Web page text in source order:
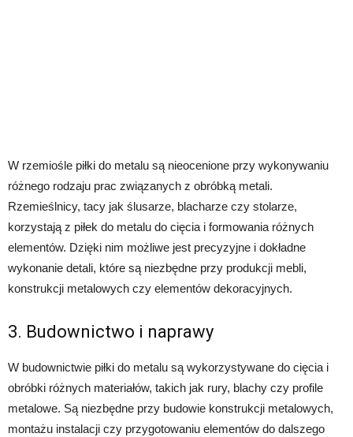
W rzemiośle piłki do metalu są nieocenione przy wykonywaniu
różnego rodzaju prac związanych z obróbką metali.
Rzemieślnicy, tacy jak ślusarze, blacharze czy stolarze,
korzystają z piłek do metalu do cięcia i formowania różnych
elementów. Dzięki nim możliwe jest precyzyjne i dokładne
wykonanie detali, które są niezbędne przy produkcji mebli,
konstrukcji metalowych czy elementów dekoracyjnych.
3. Budownictwo i naprawy
W budownictwie piłki do metalu są wykorzystywane do cięcia i
obróbki różnych materiałów, takich jak rury, blachy czy profile
metalowe. Są niezbędne przy budowie konstrukcji metalowych,
montażu instalacji czy przygotowaniu elementów do dalszego